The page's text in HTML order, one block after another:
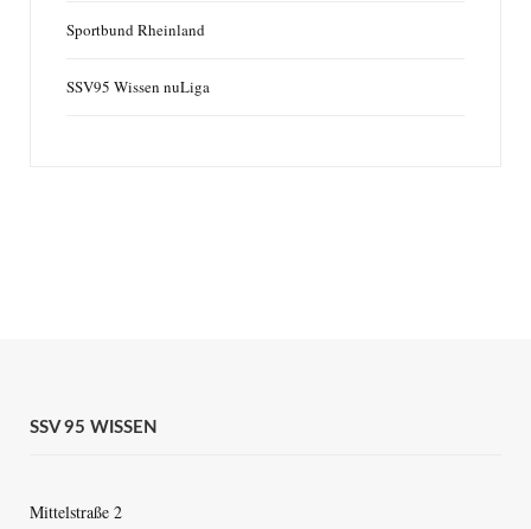
Sportbund Rheinland
SSV95 Wissen nuLiga
SSV 95 WISSEN
Mittelstraße 2